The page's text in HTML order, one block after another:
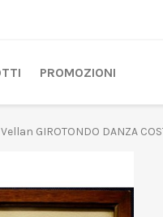
PROMOZIONI
GIROTONDO DANZA